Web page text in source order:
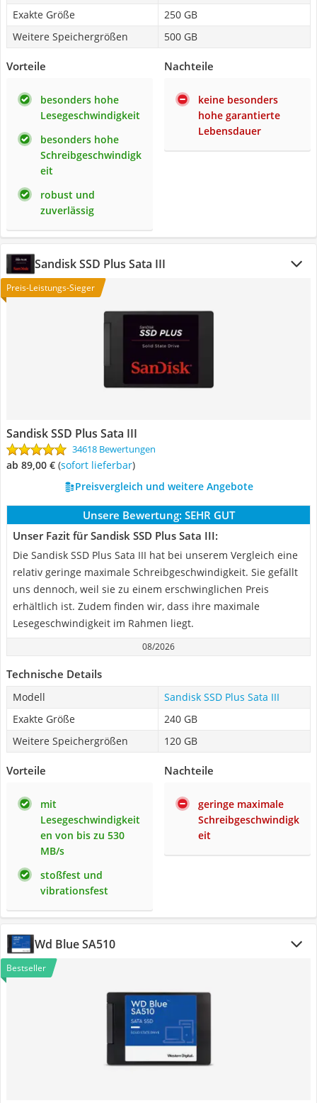
Exakte Größe
250 GB
Weitere Speichergrößen
500 GB
Vorteile
besonders hohe
Lesegeschwindigkeit
besonders hohe
Schreibgeschwindigk
eit
robust und
zuverlässig
Nachteile
keine besonders
hohe garantierte
Lebensdauer
Sandisk SSD Plus Sata III
Preis-Leistungs-Sieger
Sandisk SSD Plus Sata III
34618 Bewertungen
ab 89,00 € ( Sofort lieferbar)
Preisvergleich und weitere Angebote
Unsere Bewertung: SEHR GUT
Unser Fazit für Sandisk SSD Plus Sata III:
Die Sandisk SSD Plus Sata III hat bei unserem Vergleich eine
relativ geringe maximale Schreibgeschwindigkeit. Sie gefällt
uns dennoch, weil sie zu einem erschwinglichen Preis
erhältlich ist. Zudem finden wir, dass ihre maximale
Lesegeschwindigkeit im Rahmen liegt.
08/2026
Technische Details
Modell
Sandisk SSD Plus Sata III
Exakte Größe
240 GB
Weitere Speichergrößen
120 GB
Vorteile
mit
Lesegeschwindigkeit
en von bis zu 530
MB/s
stoßfest und
vibrationsfest
Nachteile
geringe maximale
Schreibgeschwindigk
eit
Wd Blue SA510
Bestseller